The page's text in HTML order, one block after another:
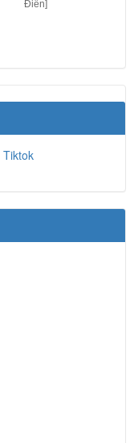
Điển]
Tiktok